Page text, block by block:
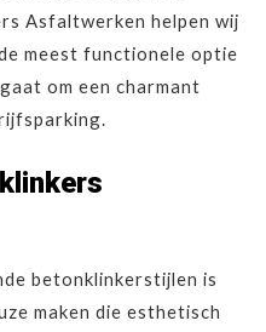
Asfaltwerken helpen wij
meest functionele optie
om een charmant
betonklinkerstijlen is
maken die esthetisch